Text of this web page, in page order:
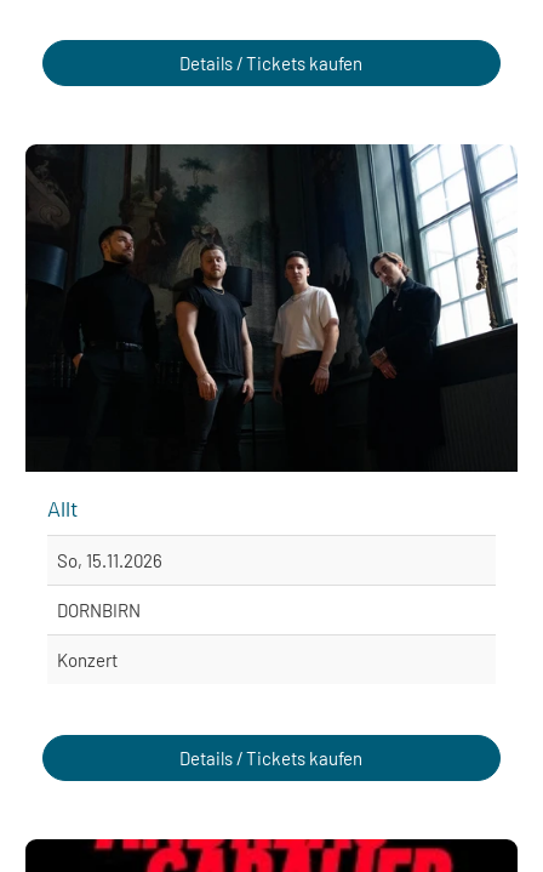
Details / Tickets kaufen
Allt
So, 15.11.2026
DORNBIRN
Konzert
Details / Tickets kaufen